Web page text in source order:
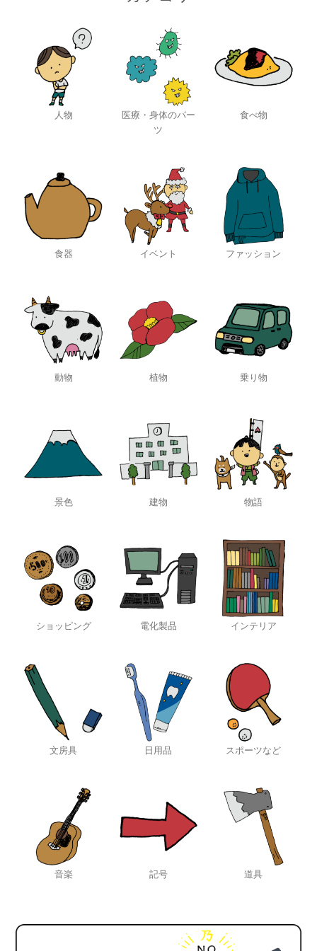
人物
医療・身体のパー
ツ
食べ物
食器 イベント ファッション
動物 植物 乗り物
景色 建物 物語
ショッピング 電化製品 インテリア
文房具 日用品 スポーツなど
音楽 記号 道具